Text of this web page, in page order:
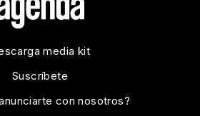
media kit
Suscríbete
con nosotros?